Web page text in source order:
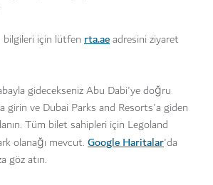
bilgileri için lütfen rta.aeadresini ziyaret
gidecekseniz Abu Dabi'ye doğru
girin ve Dubai Parks and Resorts'a giden
Tüm bilet sahipleri için Legoland
olanağı mevcut. Google Haritalar'da
göz atın.